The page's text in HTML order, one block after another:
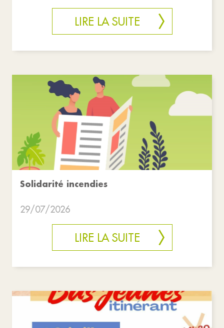
LIRE LA SUITE
Solidarité incendies
29/07/2026
LIRE LA SUITE